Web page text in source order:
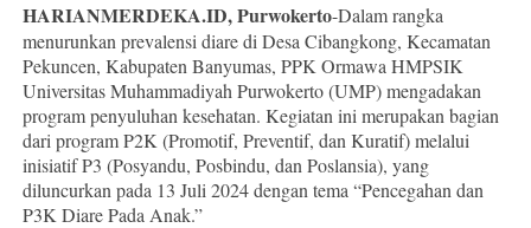
HARIANMERDEKA.ID, Purwokerto-Dalam rangka
menurunkan prevalensi diare di Desa Cibangkong, Kecamatan
Pekuncen, Kabupaten Banyumas, PPK Ormawa HMPSIK
Universitas Muhammadiyah Purwokerto (UMP) mengadakan
program penyuluhan kesehatan. Kegiatan ini merupakan bagian
dari program P2K (Promotif, Preventif, dan Kuratif) melalui
inisiatif P3 (Posyandu, Posbindu, dan Poslansia), yang
diluncurkan pada 13 Juli 2024 dengan tema “Pencegahan dan
P3K Diare Pada Anak.”